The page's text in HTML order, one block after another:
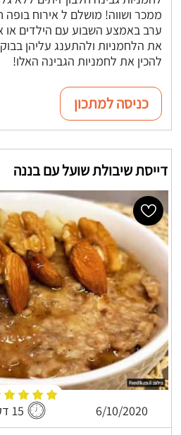
ממכר ושווה! מושלם ל אירוח
ערב באמצע השבוע עם הילדים או
את הלחמניות ולהתענג עליהן
להכין את לחמניות הגבינה האלו!
כניסה למתכון
דייסת שיבולת שועל עם בננה
6/10/2020 15 דקות